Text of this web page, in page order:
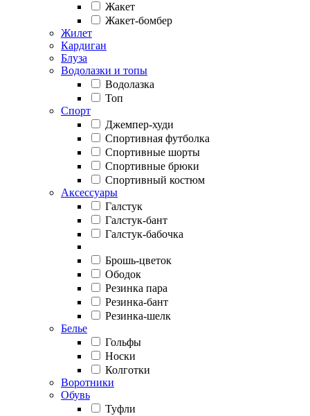
Жакет
Жакет-бомбер
Жилет
Кардиган
Блуза
Водолазки и топы
Водолазка
Топ
Спорт
Джемпер-худи
Спортивная футболка
Спортивные шорты
Спортивные брюки
Спортивный костюм
Аксессуары
Галстук
Галстук-бант
Галстук-бабочка
Брошь-цветок
Ободок
Резинка пара
Резинка-бант
Резинка-шелк
Белье
Гольфы
Носки
Колготки
Воротники
Обувь
Туфли